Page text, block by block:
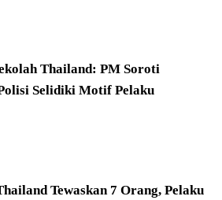
Thailand: PM Soroti
Selidiki Motif Pelaku
Tewaskan 7 Orang, Pelaku